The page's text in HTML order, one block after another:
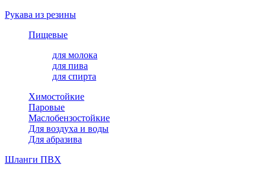
Рукава из резины
Пищевые
для молока
для пива
для спирта
Химостойкие
Паровые
Маслобензостойкие
Для воздуха и воды
Для абразива
Шланги ПВХ